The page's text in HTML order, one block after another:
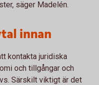
säger Madelén.
innan
kontakta juridiska
och tillgångar och
Särskilt viktigt är det